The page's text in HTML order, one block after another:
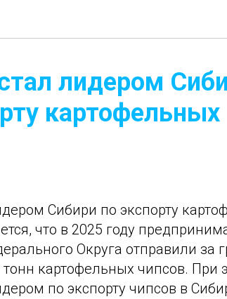
лидером
картофельных
Сибири по экспорту
что в 2025 году
Округа отправили за
картофельных чипсов. При
по экспорту чипсов в